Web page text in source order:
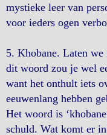
mystieke leer van
voor ieders ogen
5. Khobane. Laten
dit woord zou je wel
want het onthult iets
eeuwenlang hebben
Het woord is
schuld. Wat komt er